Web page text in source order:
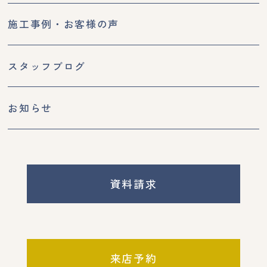
施工事例・お客様の声
スタッフブログ
お知らせ
資料請求
来店予約